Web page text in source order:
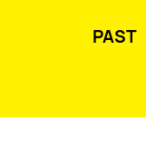
PAST